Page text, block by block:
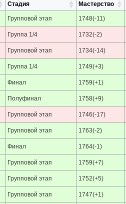
Стадия Мастерство
Групповой этап 1748(-11)
Группа 1/4 1732(-2)
Групповой этап 1734(-14)
Группа 1/4 1749(+3)
Финал 1759(+1)
Полуфинал 1758(+9)
Групповой этап 1746(-17)
Групповой этап 1763(-2)
Финал 1764(-1)
Групповой этап 1759(+7)
Групповой этап 1752(+5)
Групповой этап 1747(+1)